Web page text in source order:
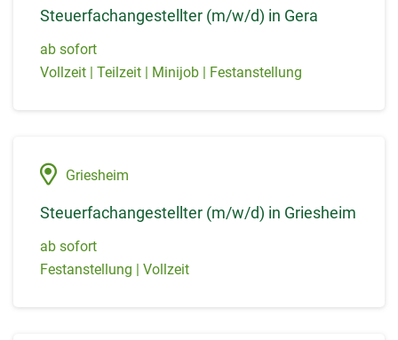
Steuerfachangestellter (m/w/d) in Gera
ab sofort
Vollzeit | Teilzeit | Minijob | Festanstellung
Griesheim
Steuerfachangestellter (m/w/d) in Griesheim
ab sofort
Festanstellung | Vollzeit